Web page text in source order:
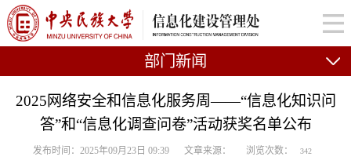
部门新闻
2025网络安全和信息化服务周——“信息化知识问
答”和“信息化调查问卷”活动获奖名单公布
发布时间：2025年09月23日 09:39 文章来源： 浏览次数： 342